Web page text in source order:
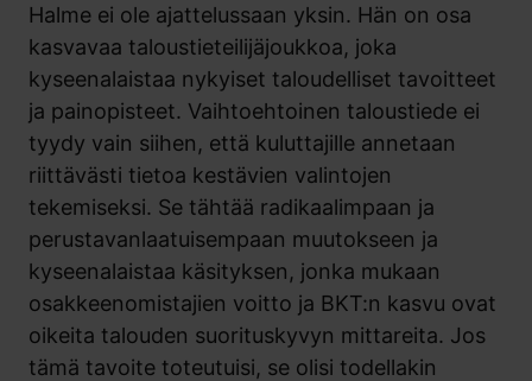
Halme ei ole ajattelussaan yksin. Hän on osa
kasvavaa taloustieteilijäjoukkoa, joka
kyseenalaistaa nykyiset taloudelliset tavoitteet
ja painopisteet. Vaihtoehtoinen taloustiede ei
tyydy vain siihen, että kuluttajille annetaan
riittävästi tietoa kestävien valintojen
tekemiseksi. Se tähtää radikaalimpaan ja
perustavanlaatuisempaan muutokseen ja
kyseenalaistaa käsityksen, jonka mukaan
osakkeenomistajien voitto ja BKT:n kasvu ovat
oikeita talouden suorituskyvyn mittareita. Jos
tämä tavoite toteutuisi, se olisi todellakin